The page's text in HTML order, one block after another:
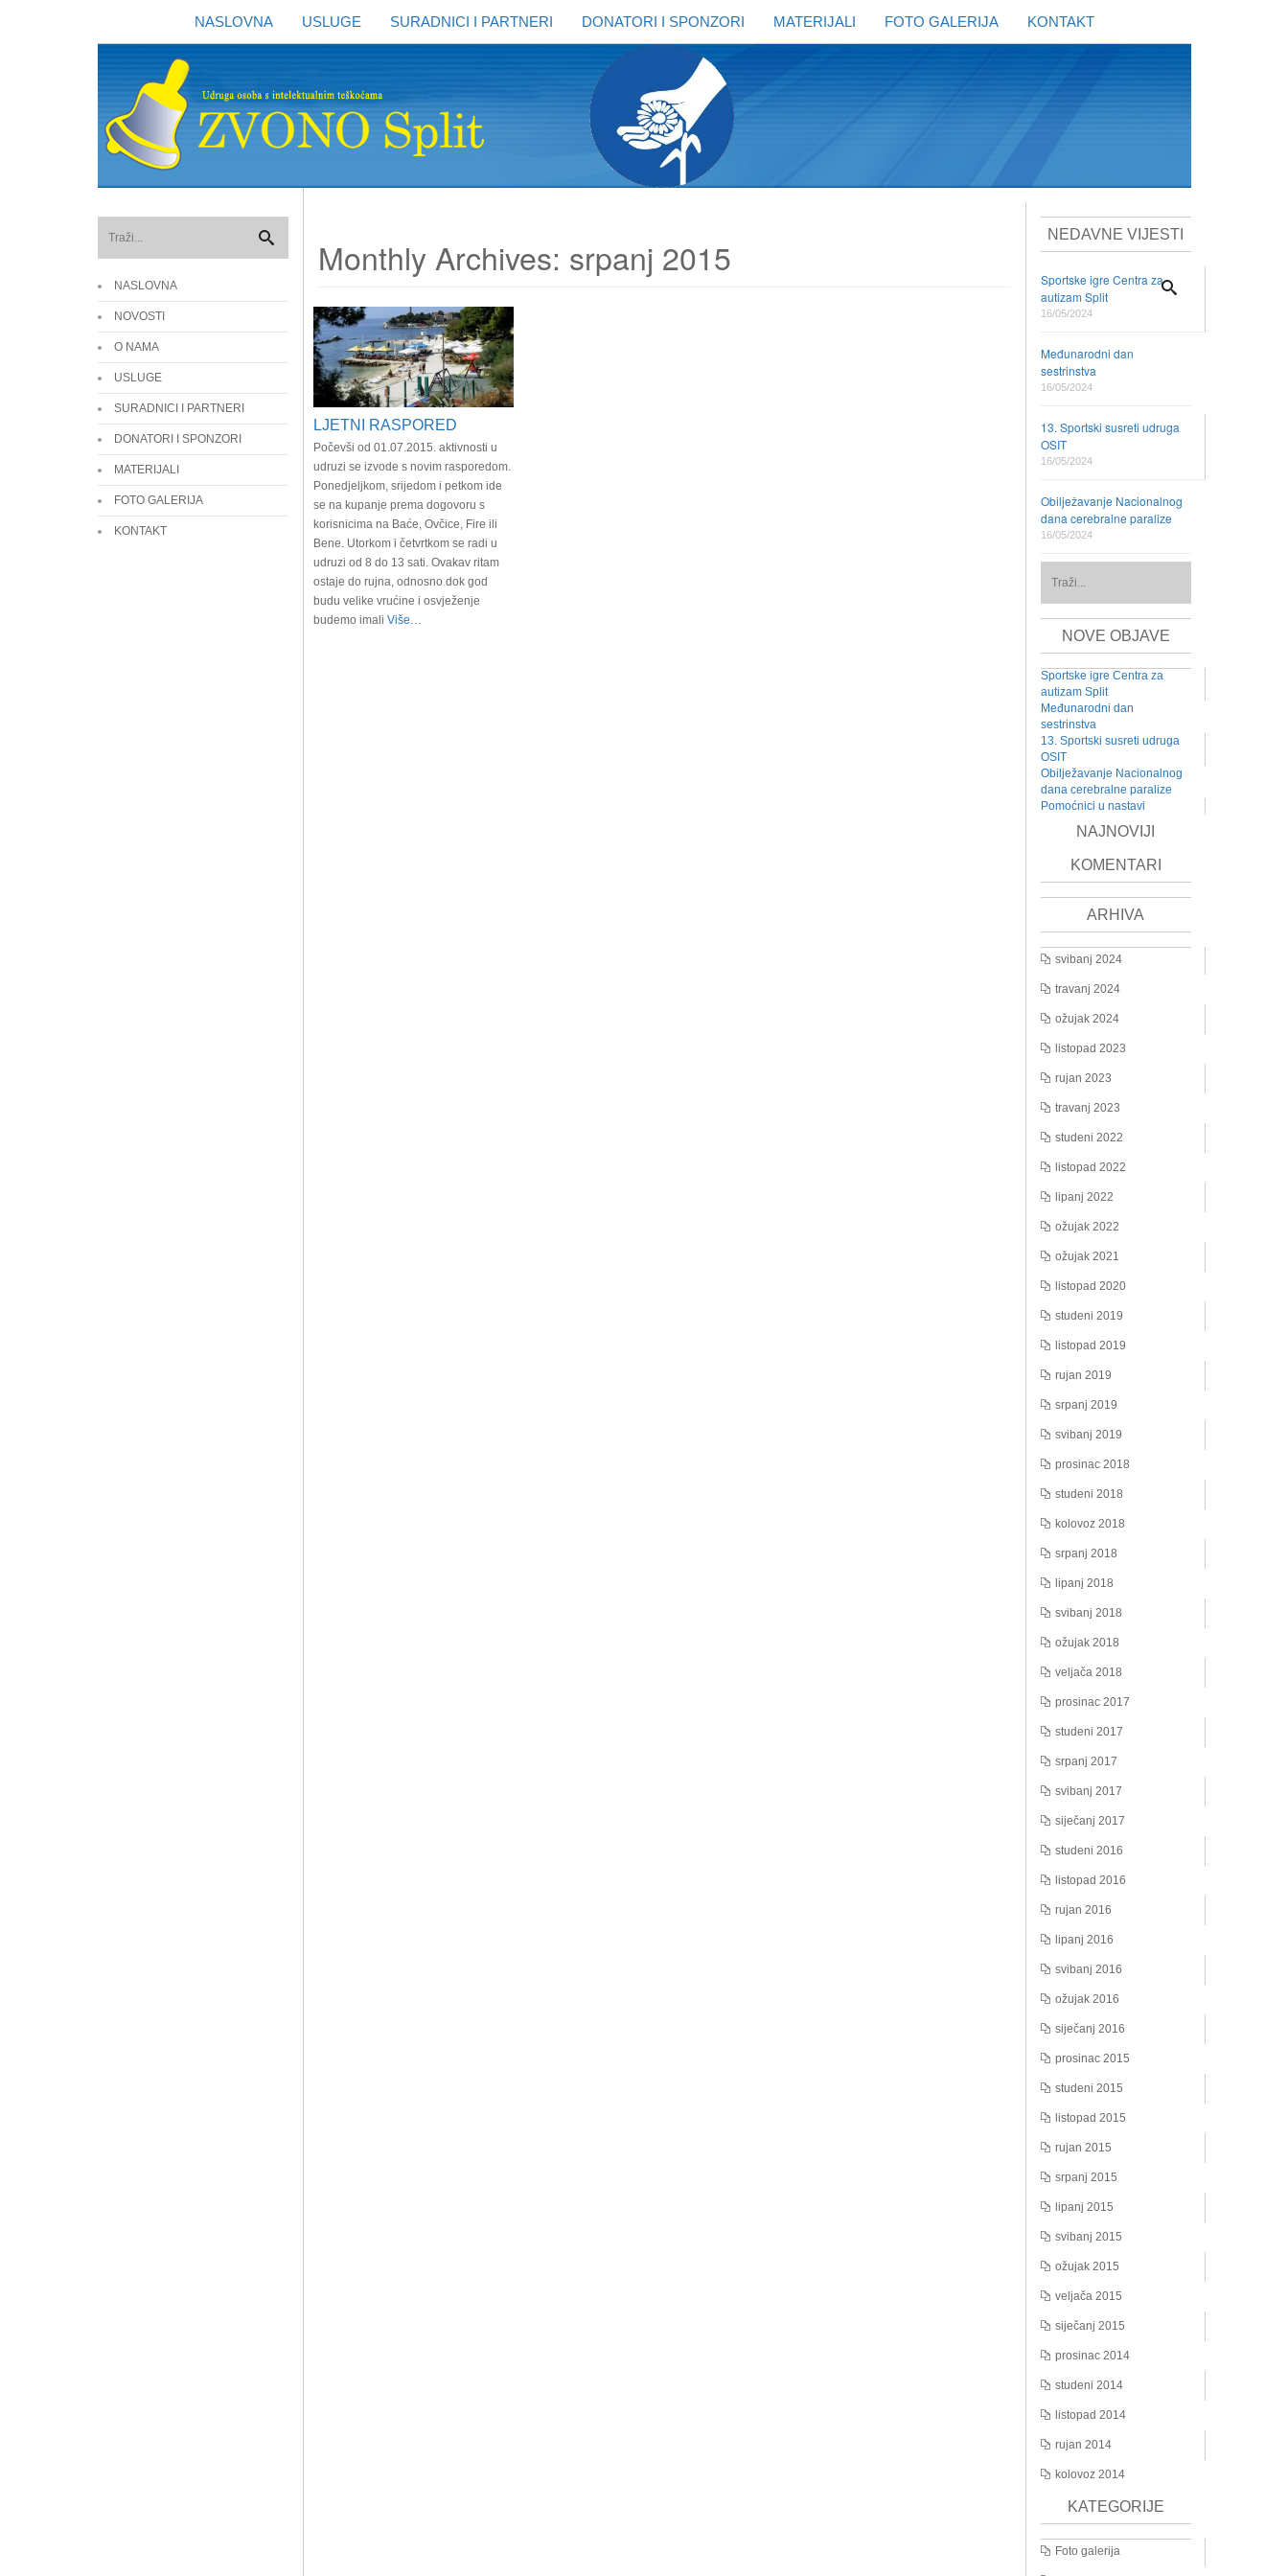
NASLOVNA USLUGE SURADNICI I PARTNERI DONATORI I SPONZORI MATERIJALI FOTO GALERIJA KONTAKT
Monthly Archives: srpanj 2015
LJETNI RASPORED
Počevši od 01.07.2015. aktivnosti u
udruzi se izvode s novim rasporedom.
Ponedjeljkom, srijedom i petkom ide
se na kupanje prema dogovoru s
korisnicima na Baće, Ovčice, Fire ili
Bene. Utorkom i četvrtkom se radi u
udruzi od 8 do 13 sati. Ovakav ritam
ostaje do rujna, odnosno dok god
budu velike vrućine i osvježenje
budemo imali Više…
NEDAVNE VIJESTI
Sportske igre Centra za
autizam Split
16/05/2024
Međunarodni dan
sestrinstva
16/05/2024
13. Sportski susreti udruga
OSIT
16/05/2024
Obilježavanje Nacionalnog
dana cerebralne paralize
16/05/2024
NOVE OBJAVE
Sportske igre Centra za
autizam Split
Međunarodni dan
sestrinstva
13. Sportski susreti udruga
OSIT
Obilježavanje Nacionalnog
dana cerebralne paralize
Pomoćnici u nastavi
NAJNOVIJI
KOMENTARI
ARHIVA
svibanj 2024
travanj 2024
ožujak 2024
listopad 2023
rujan 2023
travanj 2023
studeni 2022
listopad 2022
lipanj 2022
ožujak 2022
ožujak 2021
listopad 2020
studeni 2019
listopad 2019
rujan 2019
srpanj 2019
svibanj 2019
prosinac 2018
studeni 2018
kolovoz 2018
srpanj 2018
lipanj 2018
svibanj 2018
ožujak 2018
veljača 2018
prosinac 2017
studeni 2017
srpanj 2017
svibanj 2017
siječanj 2017
studeni 2016
listopad 2016
rujan 2016
lipanj 2016
svibanj 2016
ožujak 2016
siječanj 2016
prosinac 2015
studeni 2015
listopad 2015
rujan 2015
srpanj 2015
lipanj 2015
svibanj 2015
ožujak 2015
veljača 2015
siječanj 2015
prosinac 2014
studeni 2014
listopad 2014
rujan 2014
kolovoz 2014
KATEGORIJE
Foto galerija
NASLOVNA
NOVOSTI
O NAMA
USLUGE
SURADNICI I PARTNERI
DONATORI I SPONZORI
MATERIJALI
FOTO GALERIJA
KONTAKT